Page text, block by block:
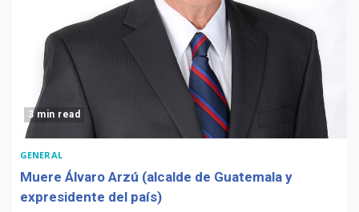
3 min read
GENERAL
Muere Álvaro Arzú (alcalde de Guatemala y
expresidente del país)